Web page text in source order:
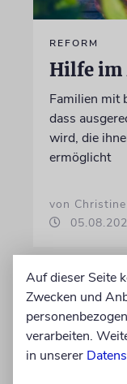
REFORM
Hilfe im
Familien mit
dass
wird, die
ermöglicht
von
Auf dieser Seite
Zwecken und
verarbeiten.
in unserer